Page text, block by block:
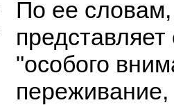
По ее
"особого